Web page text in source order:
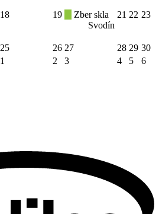
18 19
Zber skla
Svodín
21 22 23
25 26 27 28 29 30
1 2 3 4 5
6